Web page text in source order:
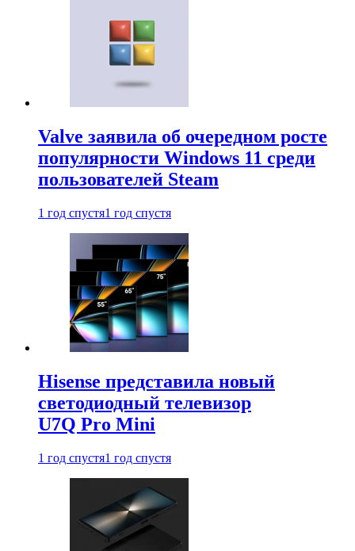
Valve заявила об очередном росте
популярности Windows 11 среди
пользователей Steam
1 год спустя1 год спустя
Hisense представила новый
светодиодный телевизор
U7Q Pro Mini
1 год спустя1 год спустя